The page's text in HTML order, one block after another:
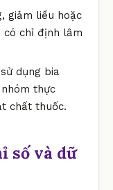
giảm liều hoặc
có chỉ định lâm
dụng bia
thực
chất thuốc.
số và dữ